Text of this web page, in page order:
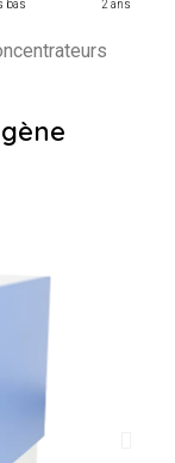
bas
2 ans